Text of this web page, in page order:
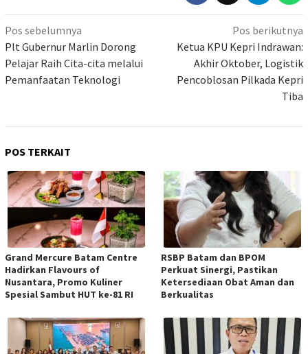
Navigasi
pos
Pos sebelumnya
Plt Gubernur Marlin Dorong
Pelajar Raih Cita-cita melalui
Pemanfaatan Teknologi
Pos berikutnya
Ketua KPU Kepri Indrawan:
Akhir Oktober, Logistik
Pencoblosan Pilkada Kepri
Tiba
POS TERKAIT
Grand Mercure Batam Centre
Hadirkan Flavours of
Nusantara, Promo Kuliner
Spesial Sambut HUT ke-81 RI
RSBP Batam dan BPOM
Perkuat Sinergi, Pastikan
Ketersediaan Obat Aman dan
Berkualitas